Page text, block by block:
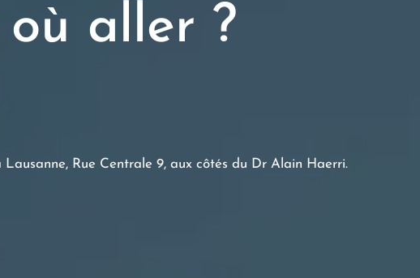
aller ?
Rue Centrale 9, aux côtés du Dr Alain Haerri.